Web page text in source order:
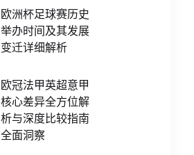
欧洲杯足球赛历史
举办时间及其发展
变迁详细解析
欧冠法甲英超意甲
核心差异全方位解
析与深度比较指南
全面洞察